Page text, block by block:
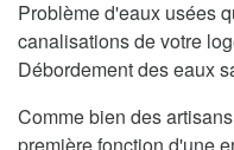
Problème d'eaux usées
canalisations de votre
Débordement des eaux
Comme bien des